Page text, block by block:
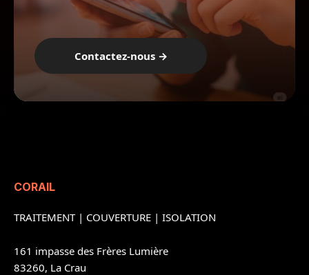
Contactez-nous →
CORAIL
TRAITEMENT| COUVERTURE | ISOLATION
161 impasse des Frères Lumière
83260, La Crau